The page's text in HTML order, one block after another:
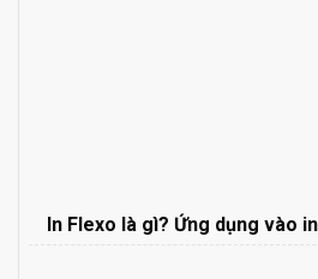
In Flexo là gì? Ứng dụng vào